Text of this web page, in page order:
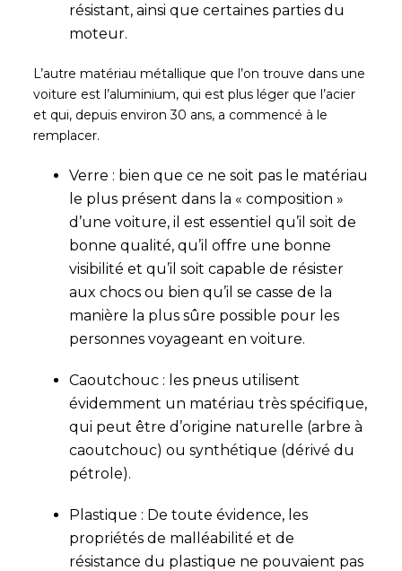
résistant, ainsi que certaines parties du
moteur.
L’autre matériau métallique que l’on trouve dans une
voiture est l’aluminium, qui est plus léger que l’acier
et qui, depuis environ 30 ans, a commencé à le
remplacer.
Verre : bien que ce ne soit pas le matériau
le plus présent dans la « composition »
d’une voiture, il est essentiel qu’il soit de
bonne qualité, qu’il offre une bonne
visibilité et qu’il soit capable de résister
aux chocs ou bien qu’il se casse de la
manière la plus sûre possible pour les
personnes voyageant en voiture.
Caoutchouc : les pneus utilisent
évidemment un matériau très spécifique,
qui peut être d’origine naturelle (arbre à
caoutchouc) ou synthétique (dérivé du
pétrole).
Plastique : De toute évidence, les
propriétés de malléabilité et de
résistance du plastique ne pouvaient pas